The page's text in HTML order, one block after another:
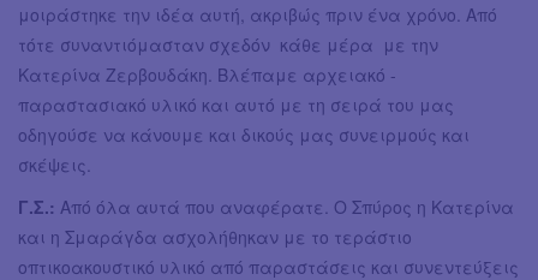
μοιράστηκε την ιδέα αυτή, ακριβώς πριν ένα χρόνο. Από
τότε συναντιόμασταν σχεδόν κάθε μέρα με την
Κατερίνα Ζερβουδάκη. Βλέπαμε αρχειακό -
παραστασιακό υλικό και αυτό με τη σειρά του μας
οδηγούσε να κάνουμε και δικούς μας συνειρμούς και
σκέψεις.
Γ.Σ.: Από όλα αυτά που αναφέρατε. Ο Σπύρος η Κατερίνα
και η Σμαράγδα ασχολήθηκαν με το τεράστιο
οπτικοακουστικό υλικό από παραστάσεις και συνεντεύξεις